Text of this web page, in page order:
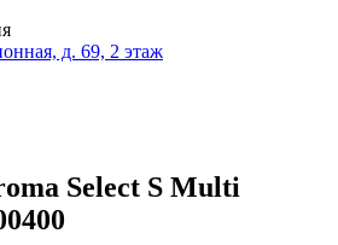
д. 69, 2 этаж
Select S Multi